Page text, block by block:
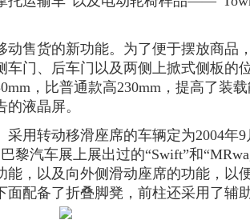
动售货的新功能。为了便于摆放商品
车门、后车门以及两侧上掀式侧板的
，比普通款高230mm，提高了装
的液晶屏。
转动移滑座席的车辆定为2004年9
黎汽车展上展出过的“Swift”和
能，以及向外侧滑动座席的功能，以
面配备了折叠脚凳，前柱还采用了辅